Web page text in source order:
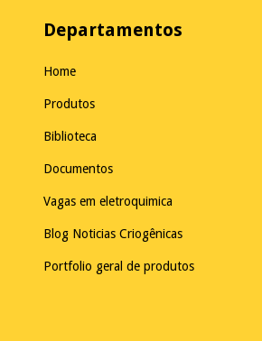
Departamentos
Home
Produtos
Biblioteca
Documentos
Vagas em eletroquimica
Blog Noticias Criogênicas
Portfolio geral de produtos